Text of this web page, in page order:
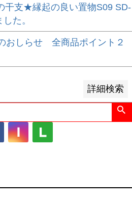
干支★縁起の良い置物S09 SD-
た。
おしらせ 全商品ポイント２
詳細検索
順
検索